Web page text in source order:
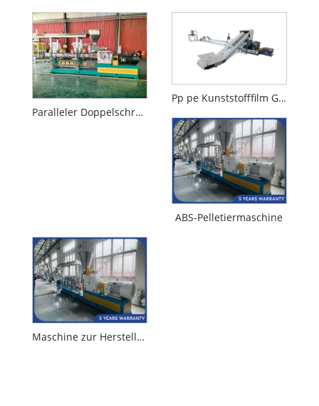
Paralleler Doppelschraube -Extruder für Plastikgranulationsmaschine
Pp pe Kunststofffilm Granulationsmaschine
ABS-Pelletiermaschine
Maschine zur Herstellung von PVC-Granulat